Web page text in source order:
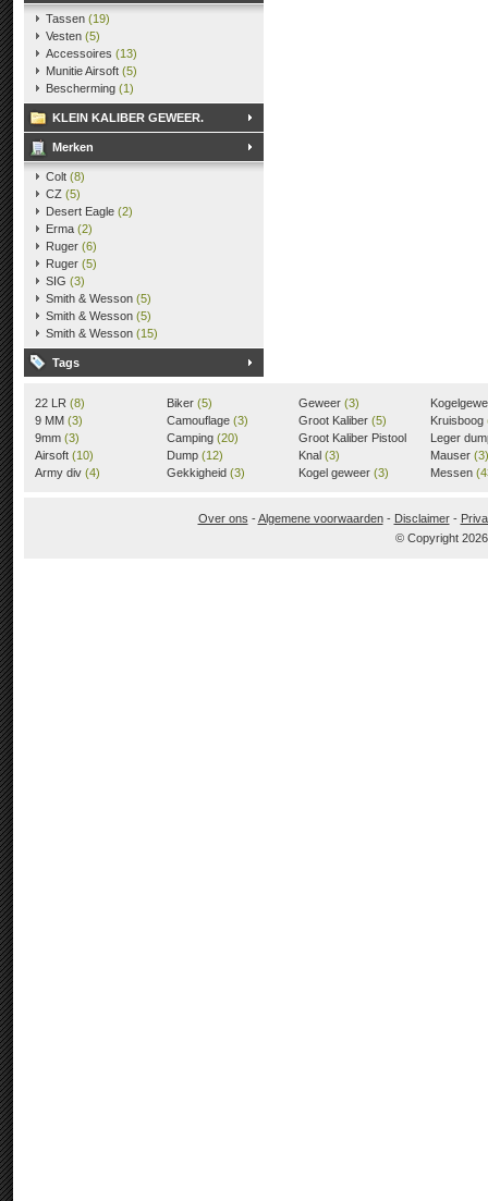
Tassen (19)
Vesten (5)
Accessoires (13)
Munitie Airsoft (5)
Bescherming (1)
KLEIN KALIBER GEWEER.
Merken
Colt (8)
CZ (5)
Desert Eagle (2)
Erma (2)
Ruger (6)
Ruger (5)
SIG (3)
Smith & Wesson (5)
Smith & Wesson (5)
Smith & Wesson (15)
Tags
22 LR (8)
9 MM (3)
9mm (3)
Airsoft (10)
Army div (4)
Biker (5)
Camouflage (3)
Camping (20)
Dump (12)
Gekkigheid (3)
Geweer (3)
Groot Kaliber (5)
Groot Kaliber Pistool
(3)
Knal (3)
Kogel geweer (3)
Kruisboog
Leger
Mauser (3)
Messen
Over ons -Algemene voorwaarden- Disclaimer-
© Copyright